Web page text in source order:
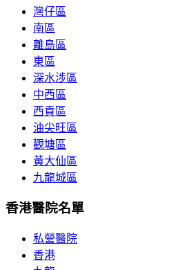
灣仔區
南區
離島區
東區
深水涉區
中西區
西貢區
油尖旺區
觀塘區
黃大仙區
九龍城區
香港醫院名單
私營醫院
香港